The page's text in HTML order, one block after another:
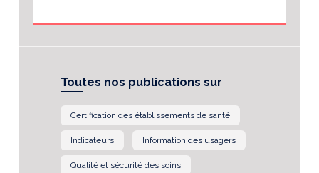
Toutes nos publications sur
Certification des établissements de santé
Indicateurs Information des usagers
Qualité et sécurité des soins